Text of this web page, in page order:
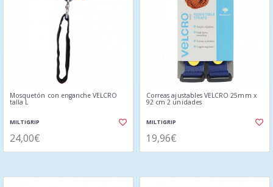
Mosquetón con enganche VELCRO
talla L
MILTIGRIP
24,00€
Correas ajustables VELCRO 25mm x
92 cm 2 unidades
MILTIGRIP
19,96€